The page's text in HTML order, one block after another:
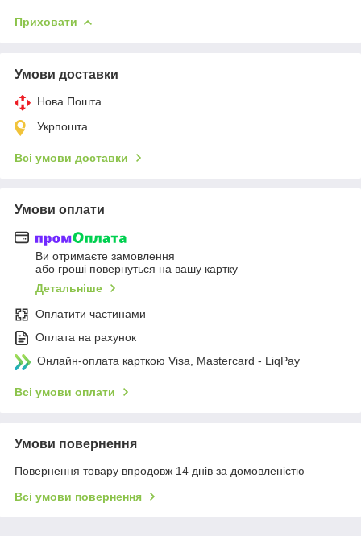
Приховати
Умови доставки
Нова Пошта
Укрпошта
Всі умови доставки
Умови оплати
Ви отримаєте замовлення
або гроші повернуться на вашу картку
Детальніше
Оплатити частинами
Оплата на рахунок
Онлайн-оплата карткою Visa, Mastercard - LiqPay
Всі умови оплати
Умови повернення
Повернення товару впродовж 14 днів за домовленістю
Всі умови повернення